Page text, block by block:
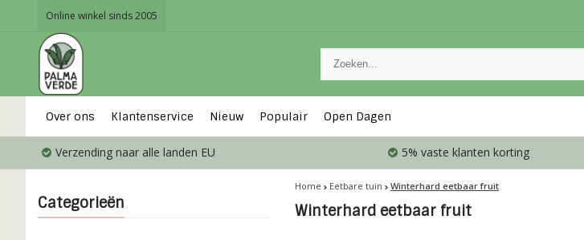
Online winkel sinds 2005
Over ons Klantenservice Nieuw Populair Open Dagen
Verzending naar alle landen EU 5% vaste klanten korting
Categorieën
Home Eetbare tuin Winterhard eetbaar fruit
Winterhard eetbaar fruit